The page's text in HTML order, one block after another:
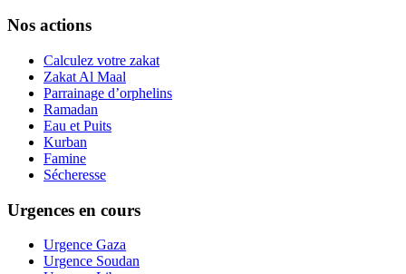
Nos actions
Calculez votre zakat
Zakat Al Maal
Parrainage d’orphelins
Ramadan
Eau et Puits
Kurban
Famine
Sécheresse
Urgences en cours
Urgence Gaza
Urgence Soudan